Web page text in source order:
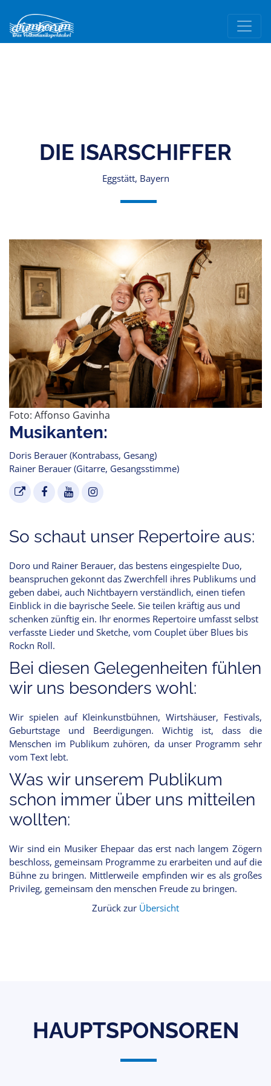
DIE ISARSCHIFFER
Eggstätt, Bayern
Foto: Affonso Gavinha
Musikanten:
Doris Berauer (Kontrabass, Gesang)
Rainer Berauer (Gitarre, Gesangsstimme)
So schaut unser Repertoire aus:
Doro und Rainer Berauer, das bestens eingespielte Duo,
beanspruchen gekonnt das Zwerchfell ihres Publikums und
geben dabei, auch Nichtbayern verständlich, einen tiefen
Einblick in die bayrische Seele. Sie teilen kräftig aus und
schenken zünftig ein. Ihr enormes Repertoire umfasst selbst
verfasste Lieder und Sketche, vom Couplet über Blues bis
Rockn Roll.
Bei diesen Gelegenheiten fühlen
wir uns besonders wohl:
Wir spielen auf Kleinkunstbühnen, Wirtshäuser, Festivals,
Geburtstage und Beerdigungen. Wichtig ist, dass die
Menschen im Publikum zuhören, da unser Programm sehr
vom Text lebt.
Was wir unserem Publikum
schon immer über uns mitteilen
wollten:
Wir sind ein Musiker Ehepaar das erst nach langem Zögern
beschloss, gemeinsam Programme zu erarbeiten und auf die
Bühne zu bringen. Mittlerweile empfinden wir es als großes
Privileg, gemeinsam den menschen Freude zu bringen.
Zurück zur Übersicht
HAUPTSPONSOREN